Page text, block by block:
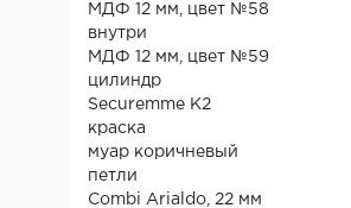
МДФ 12 мм, цвет №58
внутри
МДФ 12 мм, цвет №59
цилиндр
Securemme K2
краска
муар коричневый
петли
Combi Arialdo, 22 мм